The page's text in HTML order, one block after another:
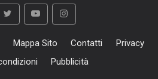
Mappa Sito Contatti
Privacy
Pubblicità